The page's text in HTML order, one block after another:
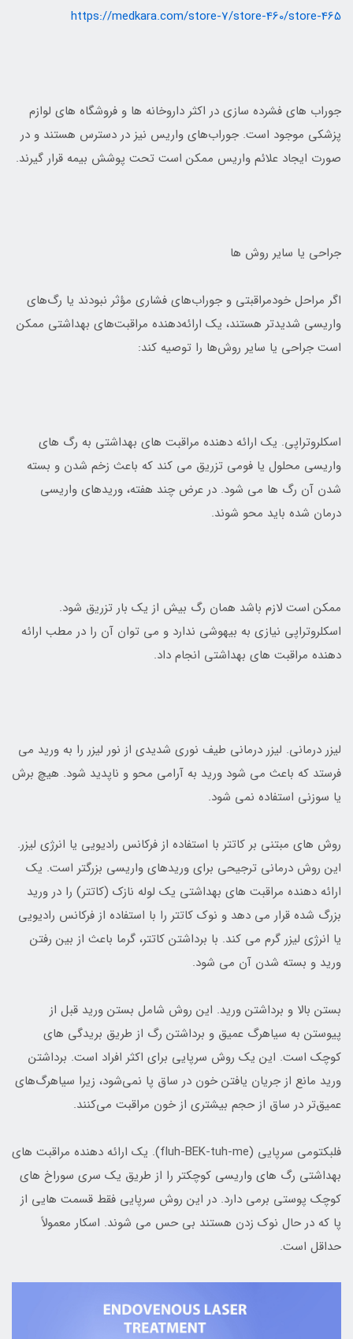
https://medkara.com/store-7/store-460/store-465
جوراب هاي فشرده سازی در اکثر داروخانه ها و فروشگاه هاي لوازم
پزشکي موجود است. جوراب‌هاي واريس نيز در دسترس هستند و در
صورت ايجاد علائم واريس ممکن است تحت پوشش بيمه قرار گيرند.
جراحي يا ساير روش ها
اگر مراحل خودمراقبتي و جوراب‌هاي فشاري مؤثر نبودند يا رگ‌هاي
واريسي شديدتر هستند، يک ارائه‌دهنده مراقبت‌هاي بهداشتي ممکن
است جراحي يا ساير روش‌ها را توصيه کند:
اسکلروتراپي. يک ارائه دهنده مراقبت هاي بهداشتي به رگ هاي
واريسي محلول يا فومي تزريق مي کند که باعث زخم شدن و بسته
شدن آن رگ ها مي شود. در عرض چند هفته، وريدهاي واريسي
درمان شده بايد محو شوند.
ممکن است لازم باشد همان رگ بيش از يک بار تزريق شود.
اسکلروتراپي نيازي به بيهوشي ندارد و مي توان آن را در مطب ارائه
دهنده مراقبت هاي بهداشتي انجام داد.
ليزر درماني. ليزر درماني طیف نوری شديدي از نور لیزر را به وريد مي
فرستد که باعث مي شود وريد به آرامي محو و ناپديد شود. هيچ برش
يا سوزني استفاده نمي شود.
روش هاي مبتني بر کاتتر با استفاده از فرکانس راديويي يا انرژي ليزر.
اين روش درماني ترجيحي براي وريدهاي واريسي بزرگتر است. يک
ارائه دهنده مراقبت هاي بهداشتي يک لوله نازک (کاتتر) را در وريد
بزرگ شده قرار مي دهد و نوک کاتتر را با استفاده از فرکانس راديويي
يا انرژي ليزر گرم مي کند. با برداشتن کاتتر، گرما باعث از بين رفتن
وريد و بسته شدن آن مي شود.
بستن بالا و برداشتن وريد. اين روش شامل بستن وريد قبل از
پيوستن به سياهرگ عميق و برداشتن رگ از طريق بريدگي هاي
کوچک است. اين يک روش سرپايي براي اکثر افراد است. برداشتن
وريد مانع از جريان يافتن خون در ساق پا نمي‌شود، زيرا سياهرگ‌هاي
عميق‌تر در ساق از حجم بيشتري از خون مراقبت مي‌کنند.
فلبکتومي سرپايي (fluh-BEK-tuh-me). يک ارائه دهنده مراقبت هاي
بهداشتي رگ هاي واريسي کوچکتر را از طريق يک سري سوراخ هاي
کوچک پوستي برمي دارد. در اين روش سرپايي فقط قسمت هايي از
پا که در حال نوک زدن هستند بي حس مي شوند. اسکار معمولاً
حداقل است.